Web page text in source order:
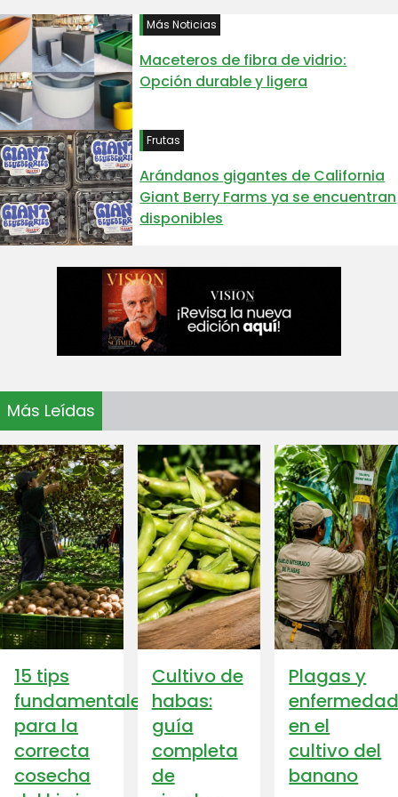
Más Noticias
Maceteros de fibra de vidrio:
Opción durable y ligera
Frutas
Arándanos gigantes de California
Giant Berry Farms ya se encuentran
disponibles
Más Leídas
15 tips
fundamentales
para la
correcta
cosecha
Cultivo de
habas:
guía
completa
de
Plagas y
en el
cultivo del
banano